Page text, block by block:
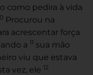
como pedira à vida
Procurou na
acrescentar força
a 11 sua mão
viu que estava
vez, ele 12